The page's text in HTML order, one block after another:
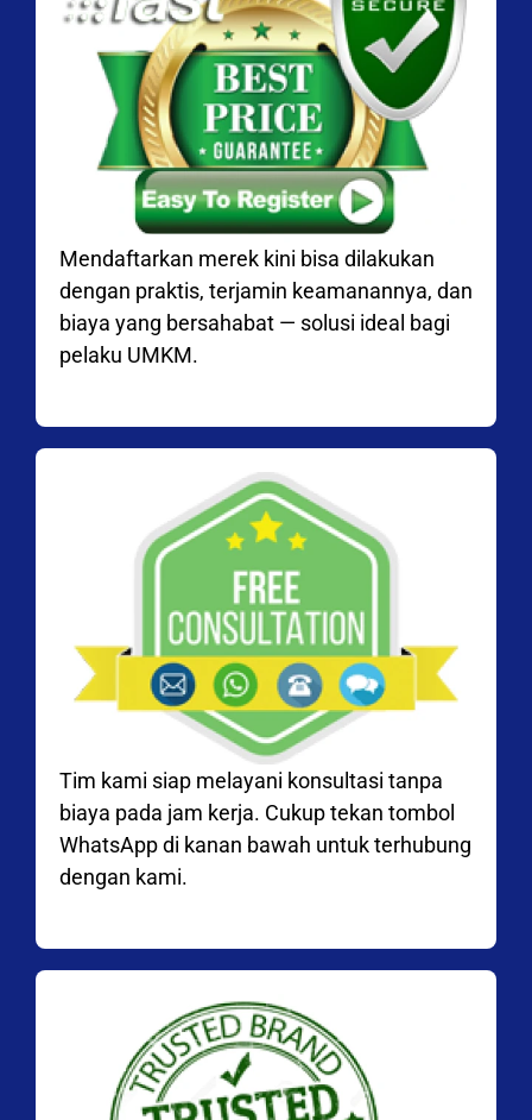
Mendaftarkan merek kini bisa dilakukan
dengan praktis, terjamin keamanannya, dan
biaya yang bersahabat — solusi ideal bagi
pelaku UMKM.
Tim kami siap melayani konsultasi tanpa
biaya pada jam kerja. Cukup tekan tombol
WhatsApp di kanan bawah untuk terhubung
dengan kami.